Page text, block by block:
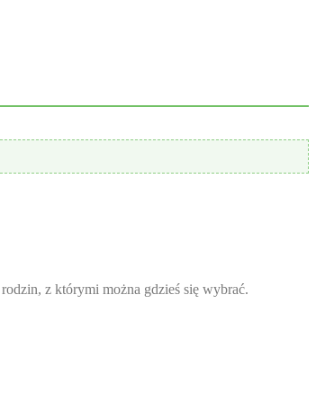
z którymi można gdzieś się wybrać.